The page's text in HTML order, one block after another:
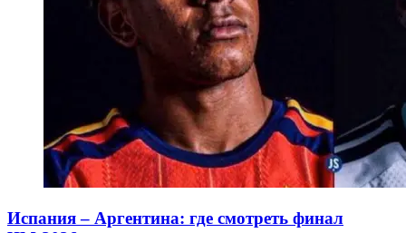
Испания – Аргентина: где смотреть финал